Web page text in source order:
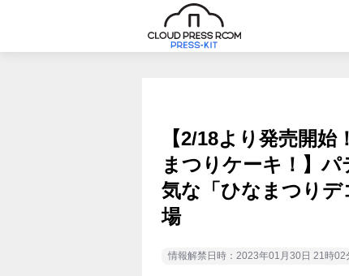
【2/18より発売開
まつりケーキ！】
気な「ひなまつり
場
情報解禁日時：2023年01月30日 21時02